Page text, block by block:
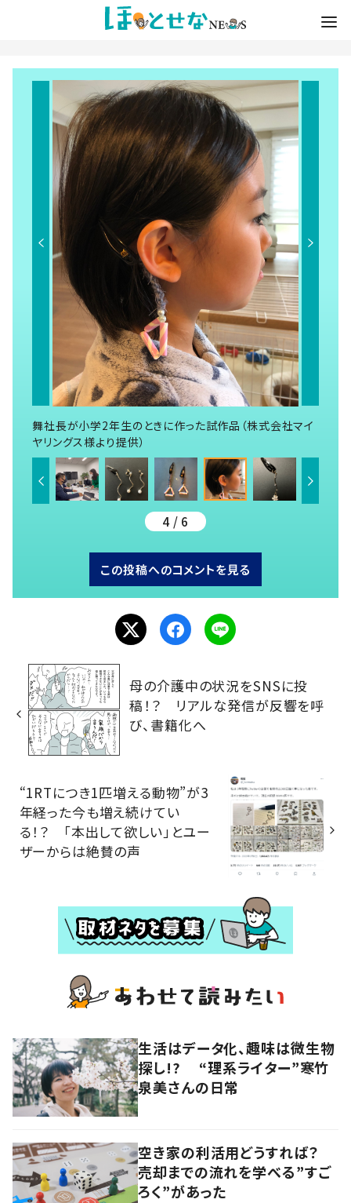
舞社長が小学2年生のときに作った試作品（株式会社マイ
ヤリングス様より提供）
4 / 6
この投稿へのコメントを見る
母の介護中の状況をSNSに投
稿！？ リアルな発信が反響を呼
び、書籍化へ
“1RTにつき1匹増える動物”が3
年経った今も増え続けてい
る！？ 「本出して欲しい」とユー
ザーからは絶賛の声
生活はデータ化、趣味は微生物
探し!? “理系ライター”寒竹
泉美さんの日常
空き家の利活用どうすれば？
売却までの流れを学べる”すご
ろく”があった